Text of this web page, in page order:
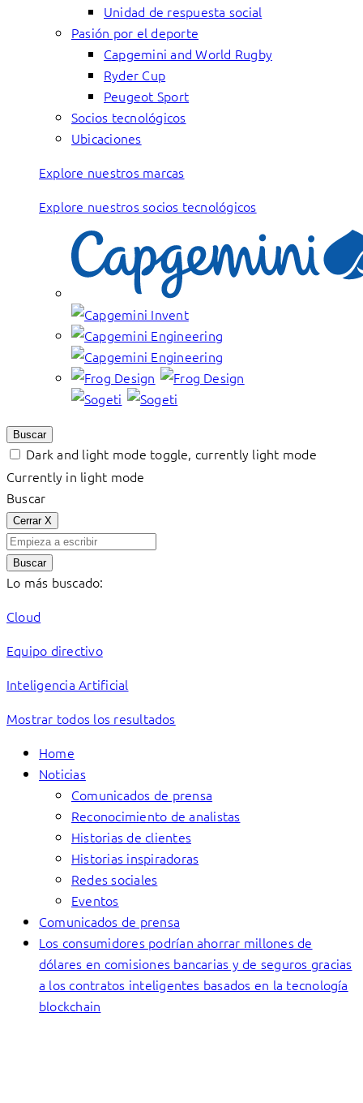
Unidad de respuesta social
Pasión por el deporte
Capgemini and World Rugby
Ryder Cup
Peugeot Sport
Socios tecnológicos
Ubicaciones
Explore nuestros marcas
Explore nuestros socios tecnológicos
Buscar
Dark and light mode toggle, currently light mode
Currently in light mode
Buscar
Cerrar X
Buscar
Lo más buscado:
Cloud
Equipo directivo
Inteligencia Artificial
Mostrar todos los resultados
Home
Noticias
Comunicados de prensa
Reconocimiento de analistas
Historias de clientes
Historias inspiradoras
Redes sociales
Eventos
Comunicados de prensa
Los consumidores podrían ahorrar millones de
dólares en comisiones bancarias y de seguros gracias
a los contratos inteligentes basados en la tecnología
blockchain